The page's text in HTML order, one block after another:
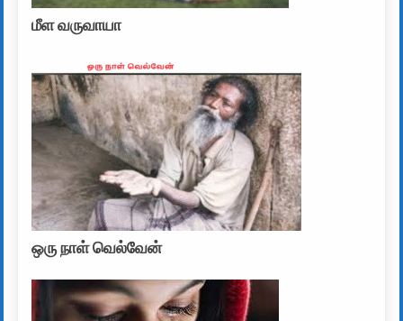
மீள வருவாயா
ஒரு நாள் வெல்வேன்